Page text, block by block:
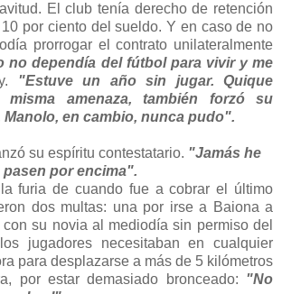
El club tenía derecho de retención
por ciento del sueldo. Y en caso de no
prorrogar el contrato unilateralmente
no dependía del fútbol para vivir y me
"Estuve un año sin jugar. Quique
amenaza, también forzó su
Manolo, en cambio, nunca pudo".
su espíritu contestatario. "Jamás he
por encima".
furia de cuando fue a cobrar el último
dos multas: una por irse a Baiona a
su novia al mediodía sin permiso del
jugadores necesitaban en cualquier
para desplazarse a más de 5 kilómetros
por estar demasiado bronceado: "No